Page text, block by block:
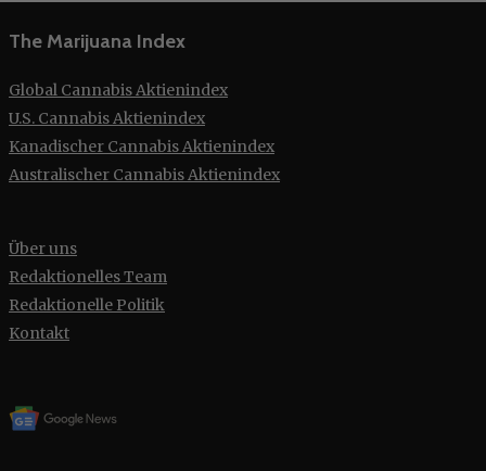
The Marijuana Index
Global Cannabis Aktienindex
U.S. Cannabis Aktienindex
Kanadischer Cannabis Aktienindex
Australischer Cannabis Aktienindex
Über uns
Redaktionelles Team
Redaktionelle Politik
Kontakt